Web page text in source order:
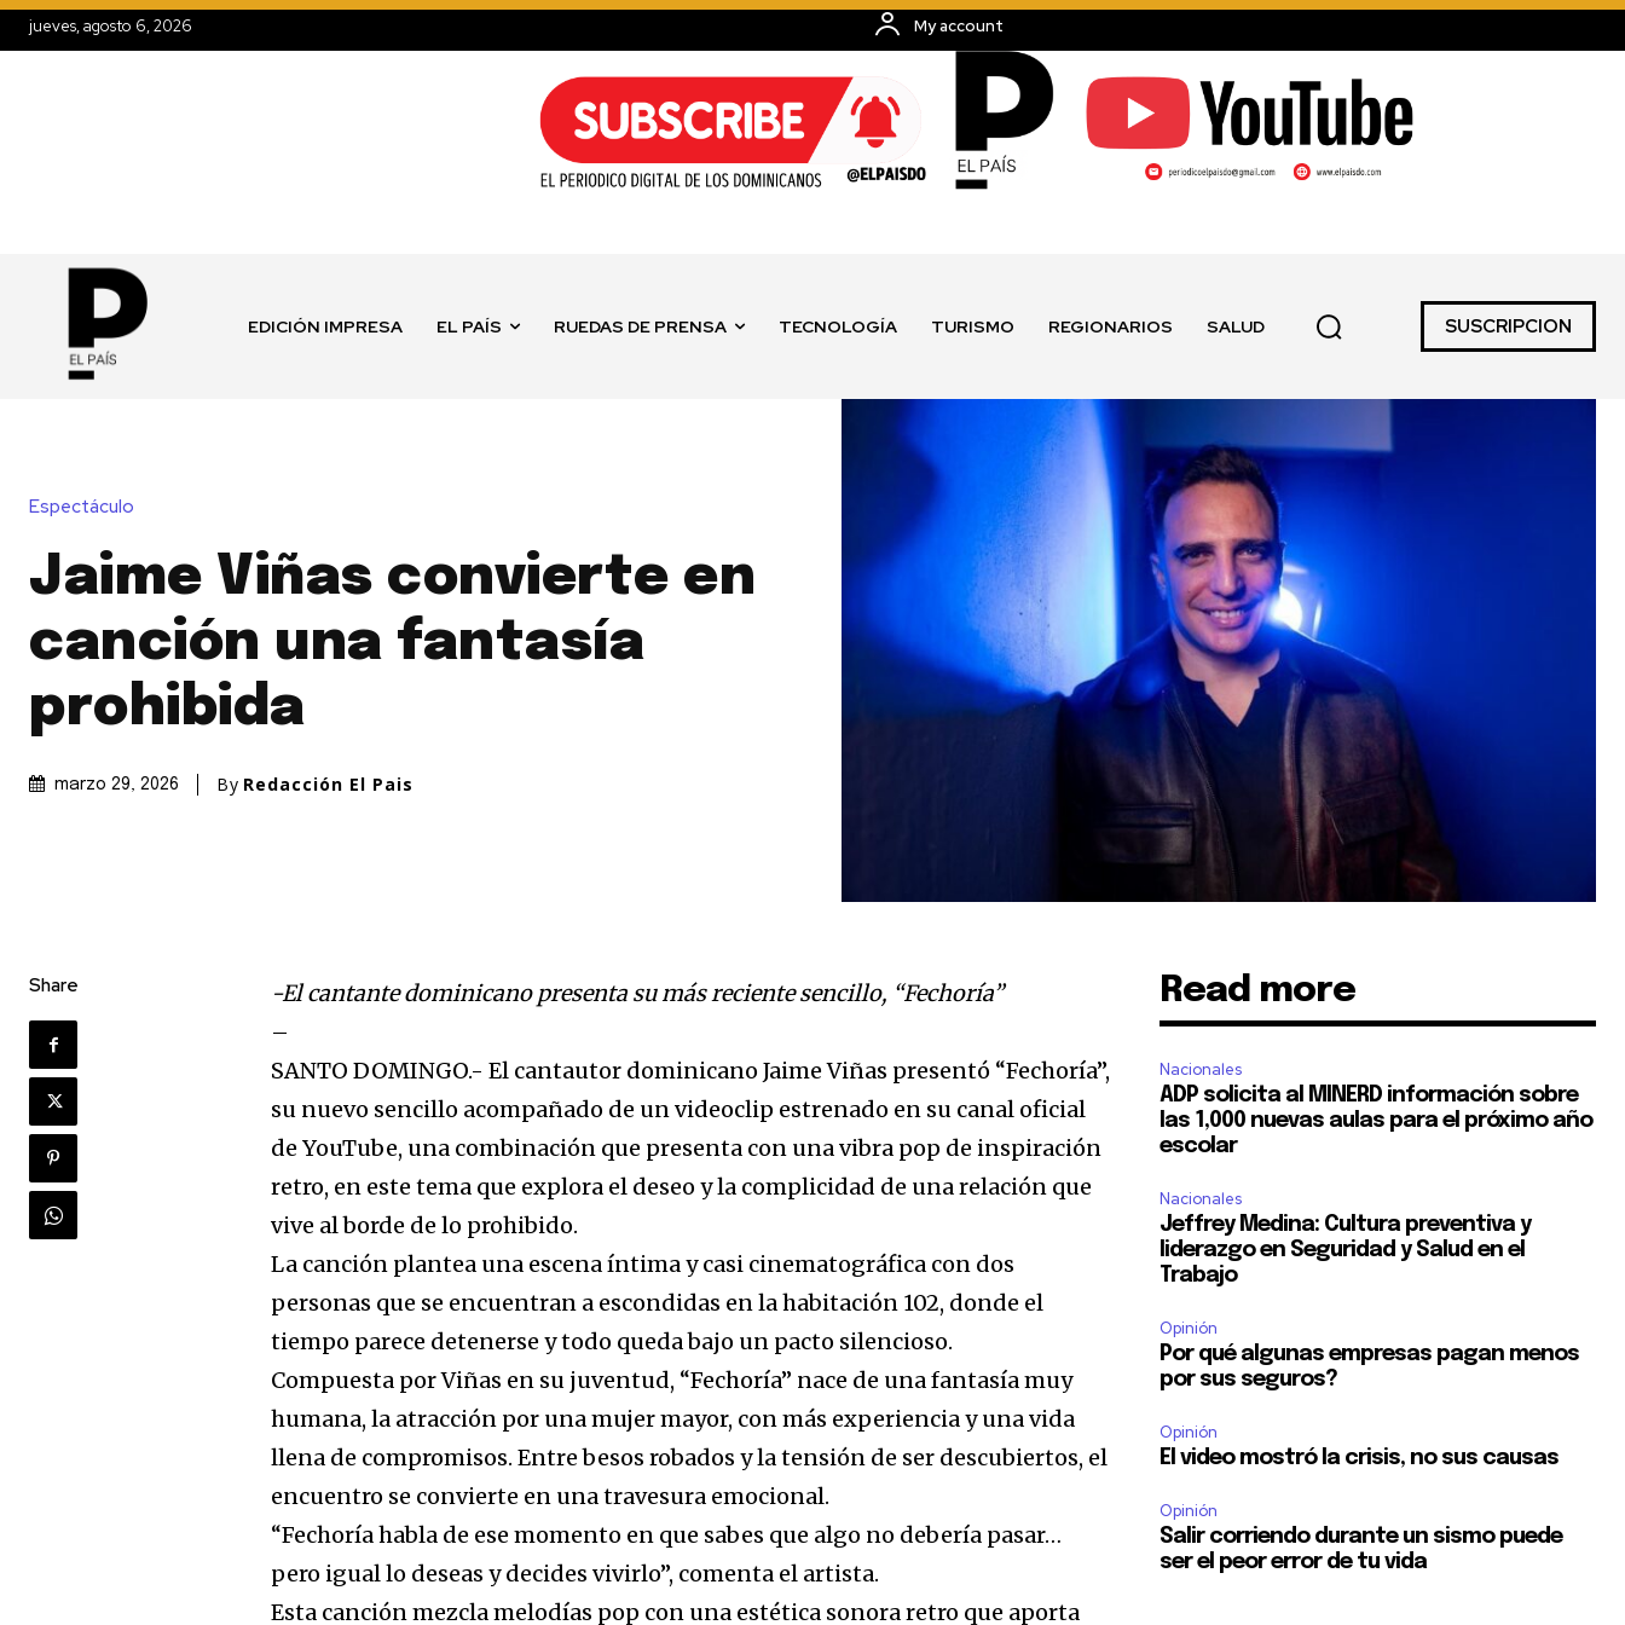
jueves, agosto 6, 2026 My account
EDICIÓN IMPRESA EL PAÍS RUEDAS DE PRENSA TECNOLOGÍA TURISMO REGIONARIOS SALUD SUSCRIPCION
Espectáculo
Jaime Viñas convierte en
canción una fantasía
prohibida
marzo 29, 2026 By Redacción El Pais
Share
-El cantante dominicano presenta su más reciente sencillo, “Fechoría”
– ⁠
SANTO DOMINGO.- El cantautor dominicano Jaime Viñas presentó “Fechoría”,
su nuevo sencillo acompañado de un videoclip estrenado en su canal oficial
de YouTube, una combinación que presenta con una vibra pop de inspiración
retro, en este tema que explora el deseo y la complicidad de una relación que
vive al borde de lo prohibido.
La canción plantea una escena íntima y casi cinematográfica con dos
personas que se encuentran a escondidas en la habitación 102, donde el
tiempo parece detenerse y todo queda bajo un pacto silencioso.
Compuesta por Viñas en su juventud, “Fechoría” nace de una fantasía muy
humana, la atracción por una mujer mayor, con más experiencia y una vida
llena de compromisos. Entre besos robados y la tensión de ser descubiertos, el
encuentro se convierte en una travesura emocional.
“Fechoría habla de ese momento en que sabes que algo no debería pasar…
pero igual lo deseas y decides vivirlo”, comenta el artista.
Esta canción mezcla melodías pop con una estética sonora retro que aporta
Read more
Nacionales
ADP solicita al MINERD información sobre
las 1,000 nuevas aulas para el próximo año
escolar
Nacionales
Jeffrey Medina: Cultura preventiva y
liderazgo en Seguridad y Salud en el
Trabajo
Opinión
Por qué algunas empresas pagan menos
por sus seguros?
Opinión
El video mostró la crisis, no sus causas
Opinión
Salir corriendo durante un sismo puede
ser el peor error de tu vida